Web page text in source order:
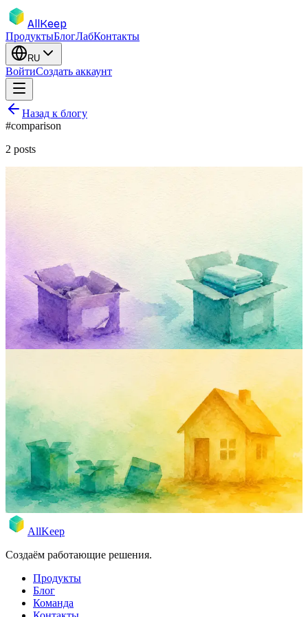
AllKeep
ПродуктыБлогЛабКонтакты
RU
ВойтиСоздать аккаунт
Назад к блогу
#comparison
2 posts
пользователей. Что делать на этой
неделе.
Encircle разворачивается в сторону подрядчиков по
восстановлению. Если вы вели там домашний каталог —
спокойный план миграции в три шага.
17 мая 2026 г. Rodion
Четыре инвентарных приложения,
одна книжная полка, одна суббота.
Marc выделил субботу, скачал четыре домашних инвентарных
приложения и попробовал каждое на одной полке. Sortly,
Encircle, HomeZada, AllKeep.
17 мая 2026 г. Rodion
AllKeep
Создаём работающие решения.
Продукты
Блог
Команда